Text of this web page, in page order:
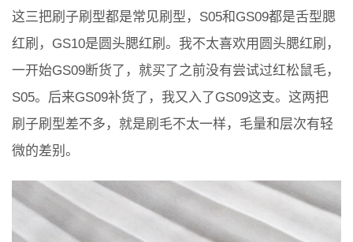
这三把刷子刷型都是常见刷型，S05和GS09都是舌型腮
红刷，GS10是圆头腮红刷。我不太喜欢用圆头腮红刷，
一开始GS09断货了，就买了之前没有尝试过红松鼠毛，
S05。后来GS09补货了，我又入了GS09这支。这两把
刷子刷型差不多，就是刷毛不太一样，毛量和层次有轻
微的差别。